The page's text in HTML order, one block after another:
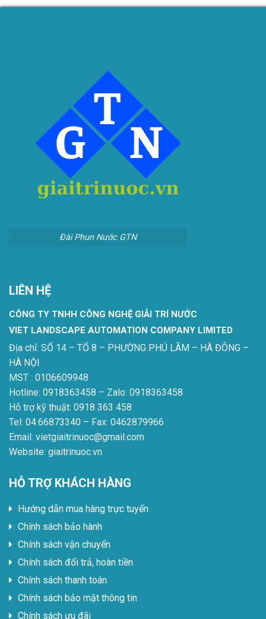
Đài Phun Nước GTN
LIÊN HỆ
CÔNG TY TNHH CÔNG NGHỆ GIẢI TRÍ NƯỚC
VIET LANDSCAPE AUTOMATION COMPANY LIMITED
Địa chỉ: SỐ 14 – TỔ 8 – PHƯỜNG PHÚ LÃM – HÀ ĐÔNG –
HÀ NỘI
MST : 0106609948
Hotline: 0918363458 – Zalo: 0918363458
Hỗ trợ kỹ thuật: 0918 363 458
Tel: 04.66873340 – Fax: 0462879966
Email: vietgiaitrinuoc@gmail.com
Website: giaitrinuoc.vn
HỖ TRỢ KHÁCH HÀNG
Hướng dẫn mua hàng trực tuyến
Chính sách bảo hành
Chính sách vận chuyển
Chính sách đổi trả, hoàn tiền
Chính sách thanh toán
Chính sách bảo mật thông tin
Chính sách ưu đãi